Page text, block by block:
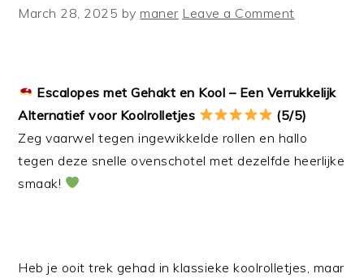
March 28, 2025 bymaner Leave a Comment
Escalopes met Gehakt en Kool – Een Verrukkelijk
Alternatief voor Koolrolletjes
(5/5)
Zeg vaarwel tegen ingewikkelde rollen en hallo
tegen deze snelle ovenschotel met dezelfde heerlijke
smaak!
Heb je ooit trek gehad in klassieke koolrolletjes, maar